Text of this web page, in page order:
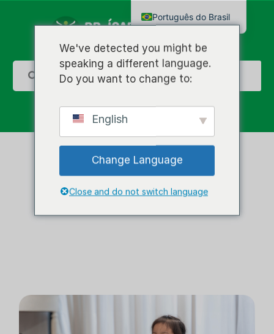
Saúde das
We've detected you might be
speaking a different language.
Do you want to change to:
English
Change Language
Close and do not switch language
Português do Brasil